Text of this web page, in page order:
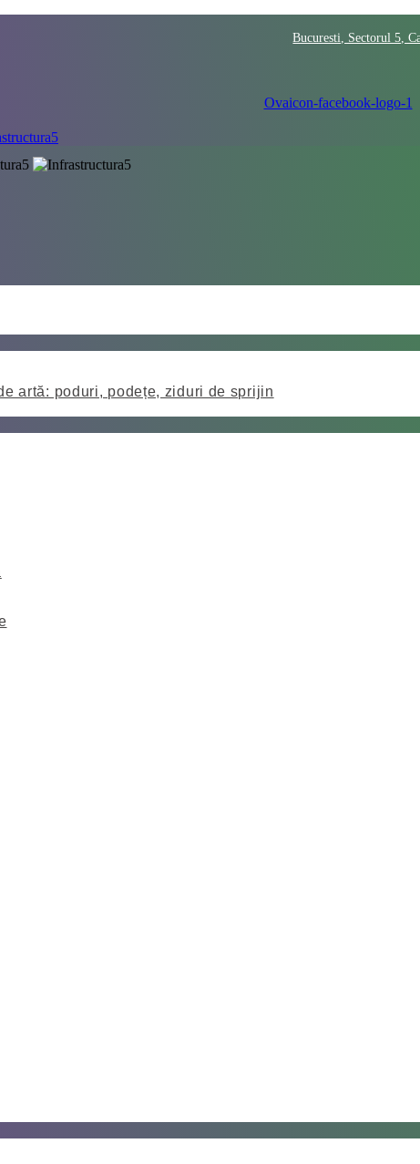
Bucuresti, Sectorul 5,
Ovaicon-facebook-logo-1
artă: poduri, podețe, ziduri de sprijin